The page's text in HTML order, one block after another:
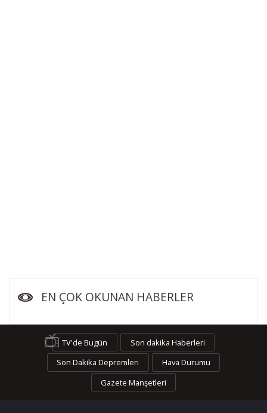
EN ÇOK OKUNAN HABERLER
TV'de Bugün
Son dakika Haberleri
Son Dakika Depremleri
Hava Durumu
Gazete Manşetleri